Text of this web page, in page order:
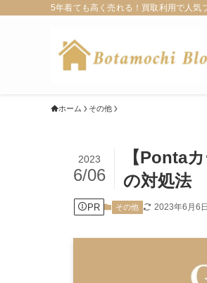
5年着ても高く売れる！買取利用で人気
ホーム その他
【Ponta
の対処法
2023
6/06
PR その他 2023年6月6日